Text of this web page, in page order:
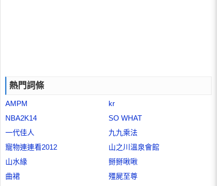
熱門詞條
AMPM
kr
NBA2K14
SO WHAT
一代佳人
九九乘法
寵物連連看2012
山之川溫泉會館
山水緣
掰掰啾啾
曲裙
殭屍至尊